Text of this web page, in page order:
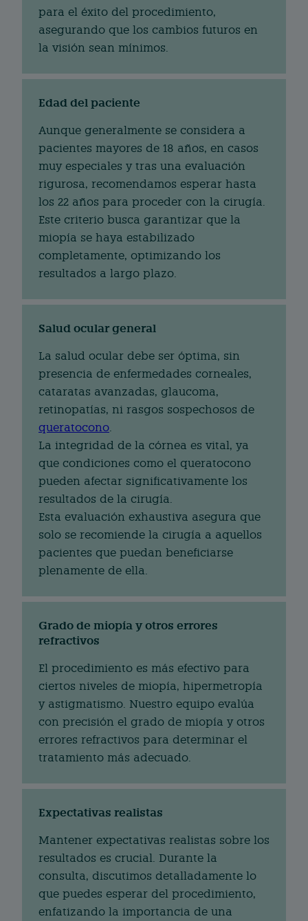
para el éxito del procedimiento,
asegurando que los cambios futuros en
la visión sean mínimos.
Edad del paciente
Aunque generalmente se considera a
pacientes mayores de 18 años, en casos
muy especiales y tras una evaluación
rigurosa, recomendamos esperar hasta
los 22 años para proceder con la cirugía.
Este criterio busca garantizar que la
miopía se haya estabilizado
completamente, optimizando los
resultados a largo plazo.
Salud ocular general
La salud ocular debe ser óptima, sin
presencia de enfermedades corneales,
cataratas avanzadas, glaucoma,
retinopatías, ni rasgos sospechosos de
queratocono.
La integridad de la córnea es vital, ya
que condiciones como el queratocono
pueden afectar significativamente los
resultados de la cirugía.
Esta evaluación exhaustiva asegura que
solo se recomiende la cirugía a aquellos
pacientes que puedan beneficiarse
plenamente de ella.
Grado de miopía y otros errores
refractivos
El procedimiento es más efectivo para
ciertos niveles de miopía, hipermetropía
y astigmatismo. Nuestro equipo evalúa
con precisión el grado de miopía y otros
errores refractivos para determinar el
tratamiento más adecuado.
Expectativas realistas
Mantener expectativas realistas sobre los
resultados es crucial. Durante la
consulta, discutimos detalladamente lo
que puedes esperar del procedimiento,
enfatizando la importancia de una